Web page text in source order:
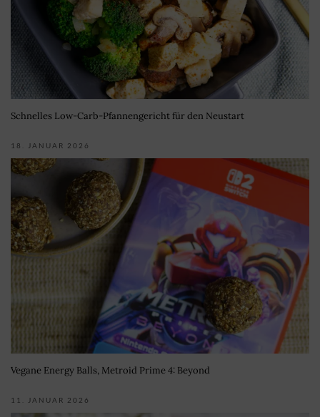
Schnelles Low-Carb-Pfannengericht für den Neustart
18. JANUAR 2026
Vegane Energy Balls, Metroid Prime 4: Beyond
11. JANUAR 2026